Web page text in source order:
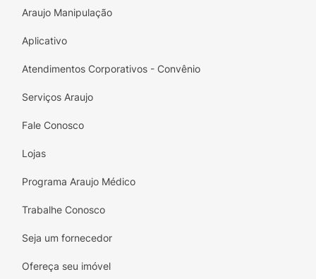
Araujo Manipulação
Aplicativo
Atendimentos Corporativos - Convênio
Serviços Araujo
Fale Conosco
Lojas
Programa Araujo Médico
Trabalhe Conosco
Seja um fornecedor
Ofereça seu imóvel